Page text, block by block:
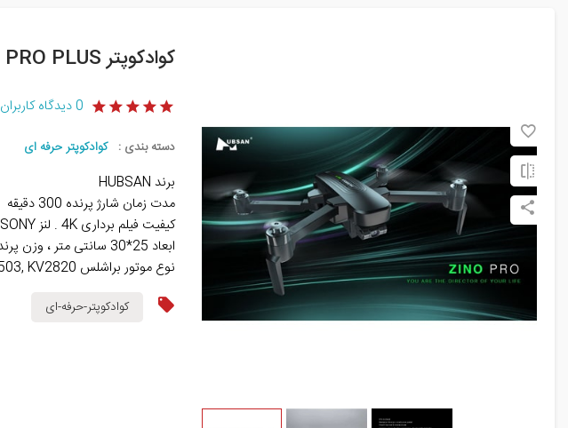
کوادکوپتر HUBSAN ZINO PRO PLUS
0دیدگاه کاربران
دسته بندی : کوادکوپتر حرفه ای
برند HUBSAN
مدت زمان شارژ پرنده 300 دقیقه
کیفیت فیلم برداری 4K . لنز SONY ، رم خور
ابعاد 25*30 سانتی متر ، وزن پرنده 790 گرم
نوع موتور براشلس otor 1503, KV2820
کوادکوپتر-حرفه-ای